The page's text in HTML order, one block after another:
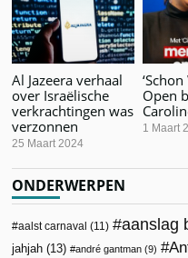
Al Jazeera verhaal
over Israëlische
verkrachtingen was
verzonnen
25 Maart 2024
Open
1 Maart
ONDERWERPEN
aalst carnaval (11) aanslag
jahjah (13) andré gantman (9)